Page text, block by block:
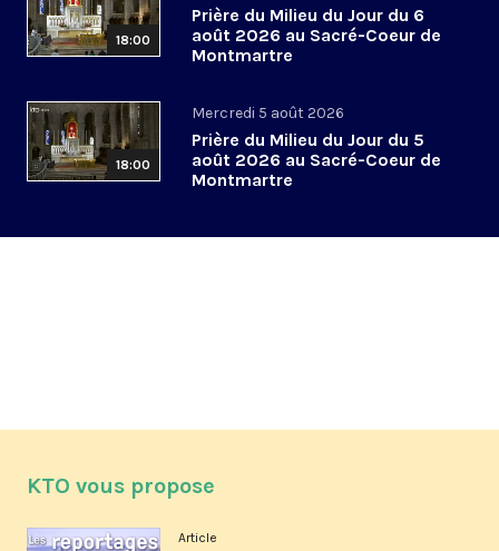
18:00
Prière du Milieu du Jour du 6
août 2026 au Sacré-Coeur de
Montmartre
18:00
Mercredi 5 août 2026
Prière du Milieu du Jour du 5
août 2026 au Sacré-Coeur de
Montmartre
KTO vous propose
Article